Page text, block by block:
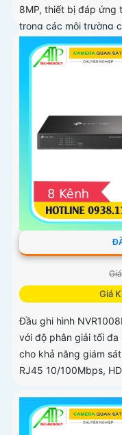
8MP, thiết bị đáp ứng
trong các môi trường
Giá
Đầu ghi hình
với độ phân giải tối
cho khả năng giám
RJ45 10/100Mbps,